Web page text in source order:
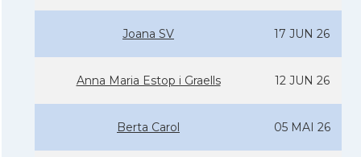
Joana SV 17 JUN 26
Anna Maria Estop i Graells 12 JUN 26
Berta Carol 05 MAI 26